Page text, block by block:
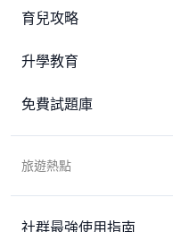
育兒攻略
升學教育
免費試題庫
旅遊熱點
社群最強使用指南